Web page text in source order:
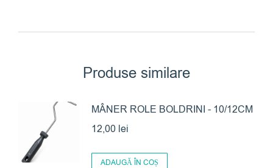
Produse similare
MÂNER ROLE BOLDRINI - 10/12CM
12,00 lei
ADAUGĂ ÎN COȘ